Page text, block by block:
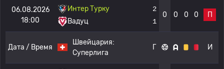
06.08.2026
18:00
Интер Турку
Вадуц
2
1
0 0 0 0 П
Дата / Время
Швейцария:
Суперлига
Г И